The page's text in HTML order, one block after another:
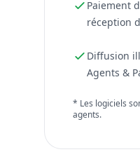
Paiement
réception
Diffusion
Agents &
* Les logiciels
agents.